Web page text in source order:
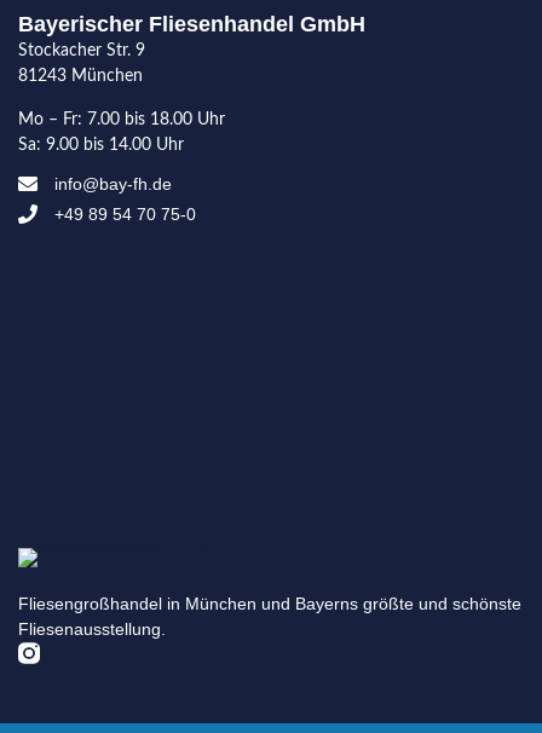
Fliesengroßhandel in München und Bayerns größte und schönste
Fliesenausstellung.
Bayerischer Fliesenhandel GmbH
Stockacher Str. 9
81243 München
Mo – Fr: 7.00 bis 18.00 Uhr
Sa: 9.00 bis 14.00 Uhr
info@bay-fh.de
+49 89 54 70 75-0